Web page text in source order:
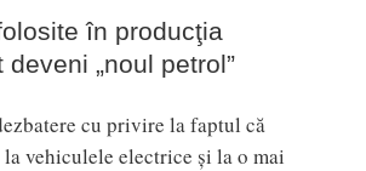
în producţia
„noul petrol”
cu privire la faptul că
vehiculele electrice şi la o mai